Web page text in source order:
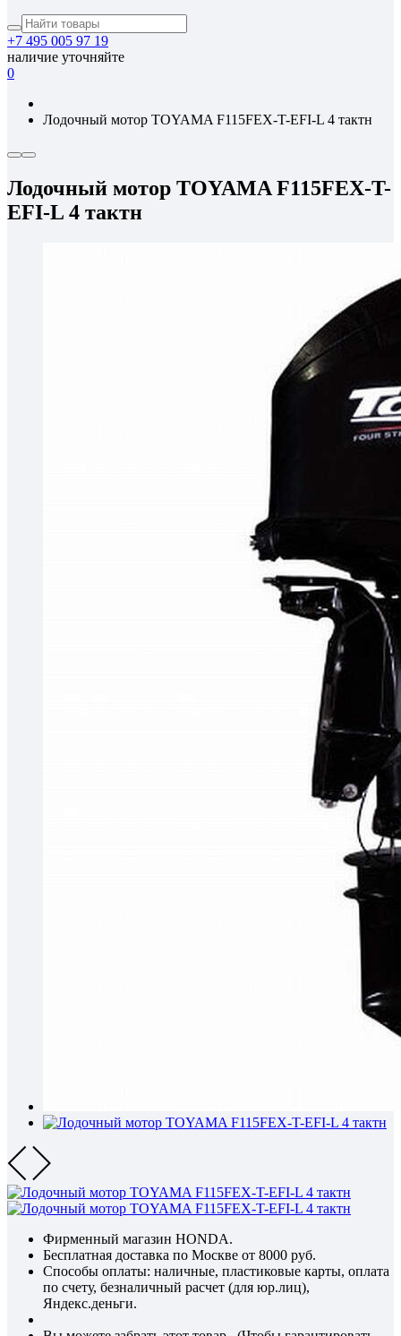
+7 495 005 97 19
наличие уточняйте
0
Лодочный мотор TOYAMA F115FEX-T-EFI-L 4 тактн
Лодочный мотор TOYAMA F115FEX-T-
EFI-L 4 тактн
Фирменный магазин HONDA.
Бесплатная доставка по Москве от 8000 руб.
Способы оплаты: наличные, пластиковые карты, оплата
по счету, безналичный расчет (для юр.лиц),
Яндекс.деньги.